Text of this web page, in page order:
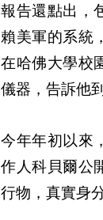
報告還點出，
賴美軍的系統
在哈佛大學校
儀器，告訴他
今年年初以來
作人科貝爾公
行物，真實身